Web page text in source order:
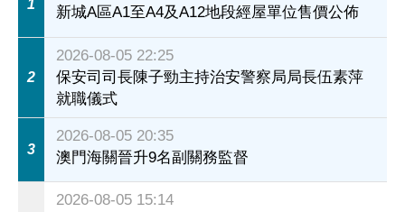
1
新城A區A1至A4及A12地段經屋單位售價公佈
2
2026-08-05 22:25
保安司司長陳子勁主持治安警察局局長伍素萍
就職儀式
3
2026-08-05 20:35
澳門海關晉升9名副關務監督
2026-08-05 15:14